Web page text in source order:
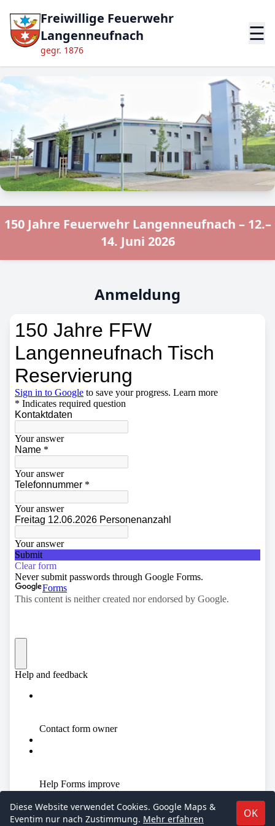
Freiwillige Feuerwehr
Langenneufnach
gegr. 1876
☰
150 Jahre Feuerwehr Langenneufnach – 12.–
14. Juni 2026
Anmeldung
Diese Website verwendet Cookies. Google Maps &
Eventim nur nach Zustimmung. Mehr erfahren OK